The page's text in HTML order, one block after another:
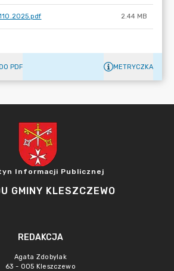
2.44 MB
PDF METRYCZKA
Informacji Publicznej
GMINY KLESZCZEWO
REDAKCJA
Agata Zdobylak
63 - 005 Kleszczewo